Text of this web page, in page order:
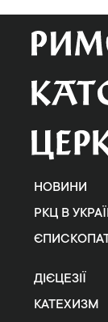
НОВИНИ
РКЦ В
ДІЄЦЕЗІЇ
КАТЕХИЗМ